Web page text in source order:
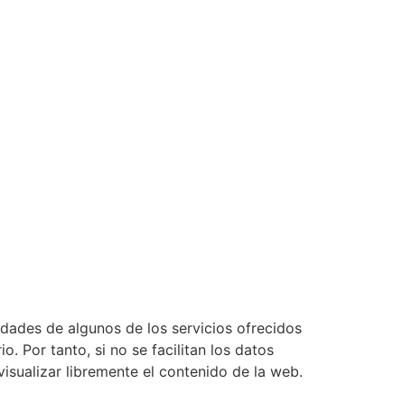
de algunos de los servicios ofrecidos
Por tanto, si no se facilitan los datos
libremente el contenido de la web.